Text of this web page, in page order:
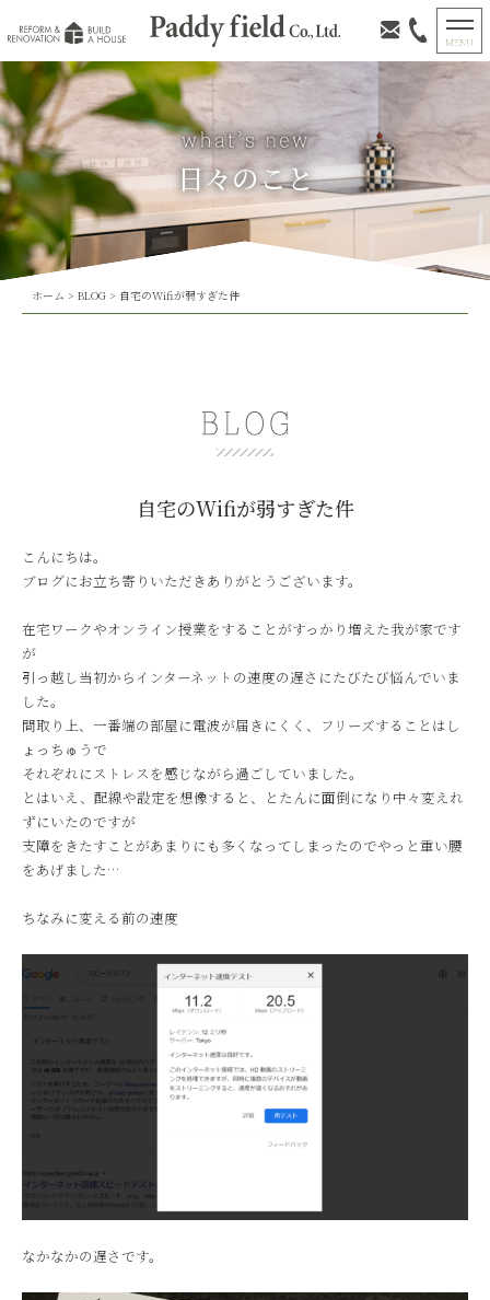
日々のこと
ホーム > BLOG> 自宅のWifiが弱すぎた件
自宅のWifiが弱すぎた件
こんにちは。
ブログにお立ち寄りいただきありがとうございます。
在宅ワークやオンライン授業をすることがすっかり増えた我が家です
が
引っ越し当初からインターネットの速度の遅さにたびたび悩んでいま
した。
間取り上、一番端の部屋に電波が届きにくく、フリーズすることはし
ょっちゅうで
それぞれにストレスを感じながら過ごしていました。
とはいえ、配線や設定を想像すると、とたんに面倒になり中々変えれ
ずにいたのですが
支障をきたすことがあまりにも多くなってしまったのでやっと重い腰
をあげました…
ちなみに変える前の速度
なかなかの遅さです。